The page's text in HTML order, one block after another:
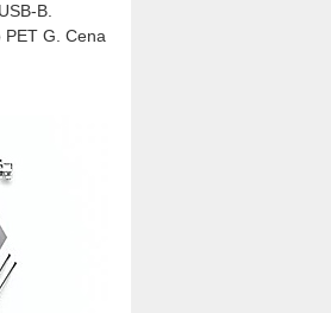
B.
PET G. Cena